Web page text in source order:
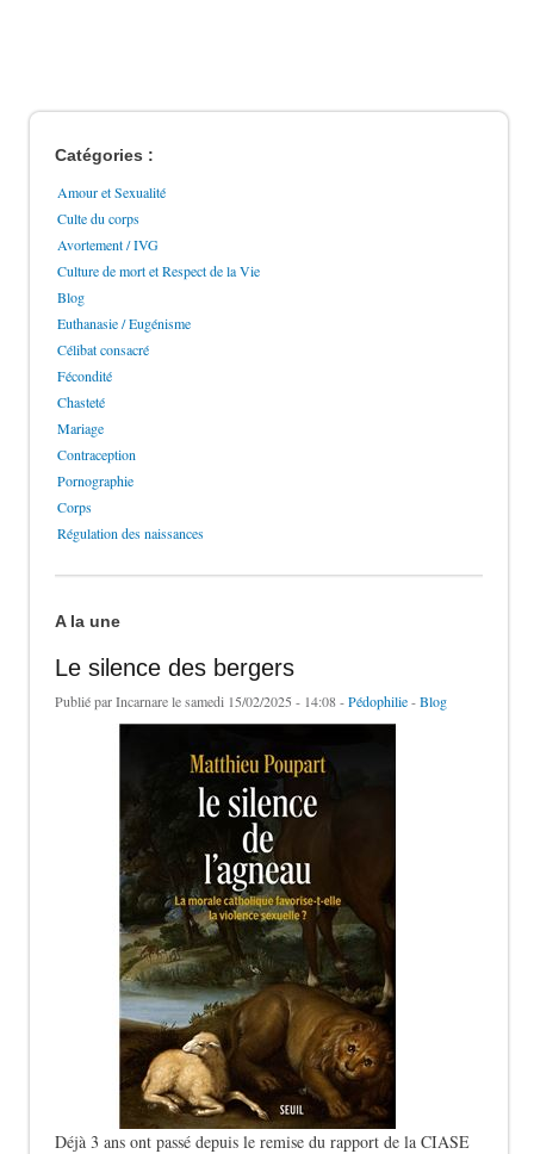
Catégories :
Amour et Sexualité
Culte du corps
Avortement / IVG
Culture de mort et Respect de la Vie
Blog
Euthanasie / Eugénisme
Célibat consacré
Fécondité
Chasteté
Mariage
Contraception
Pornographie
Corps
Régulation des naissances
A la une
Le silence des bergers
Publié parIncarnarele samedi 15/02/2025 - 14:08 -Pédophilie-Blog
Déjà 3 ans ont passé depuis le remise du rapport de la CIASE